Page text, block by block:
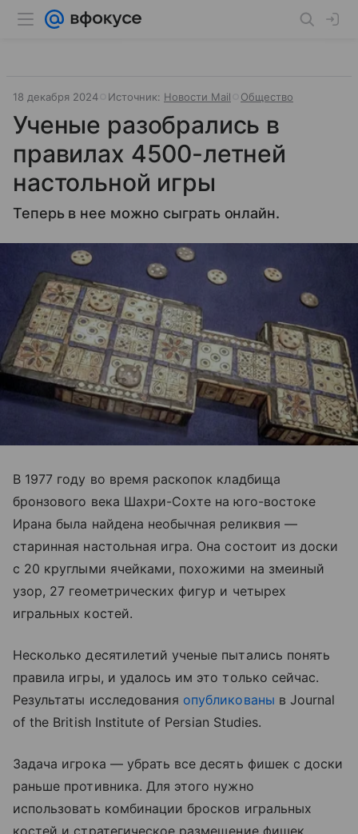
18 декабря 2024 Источник: Новости Mail Общество
Ученые разобрались в
правилах 4500-летней
настольной игры
Теперь в нее можно сыграть онлайн.
В 1977 году во время раскопок кладбища
бронзового века Шахри-Сохте на юго-востоке
Ирана была найдена необычная реликвия —
старинная настольная игра. Она состоит из доски
с 20 круглыми ячейками, похожими на змеиный
узор, 27 геометрических фигур и четырех
игральных костей.
Несколько десятилетий ученые пытались понять
правила игры, и удалось им это только сейчас.
Результаты исследования опубликованы в Journal
of the British Institute of Persian Studies.
Задача игрока — убрать все десять фишек с доски
раньше противника. Для этого нужно
использовать комбинации бросков игральных
костей и стратегическое размещение фишек